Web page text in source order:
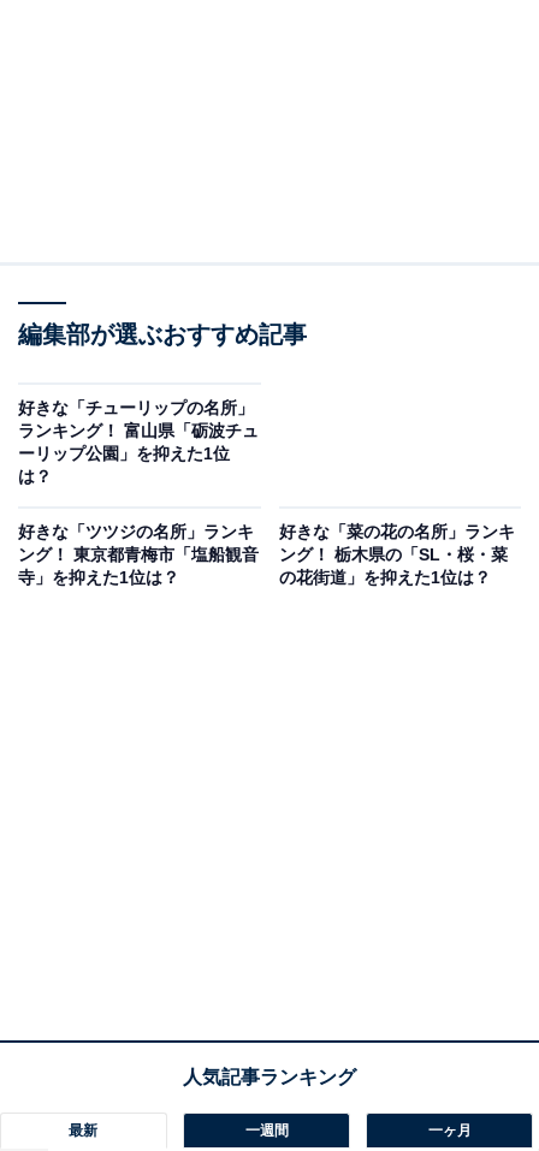
編集部が選ぶおすすめ記事
好きな「チューリップの名所」
ランキング！ 富山県「砺波チュ
ーリップ公園」を抑えた1位
は？
好きな「ツツジの名所」ランキ
ング！ 東京都青梅市「塩船観音
寺」を抑えた1位は？
好きな「菜の花の名所」ランキ
ング！ 栃木県の「SL・桜・菜
の花街道」を抑えた1位は？
最新 一週間 一ヶ月